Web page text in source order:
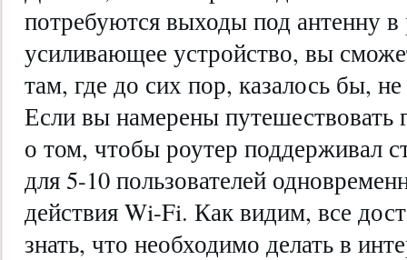
потребуются выходы под антенну
усиливающее устройство, вы
там, где до сих пор, казалось бы,
Если вы намерены путешествовать
о том, чтобы роутер поддерживал
для 5-10 пользователей
действия Wi-Fi. Как видим, все
знать, что необходимо делать в